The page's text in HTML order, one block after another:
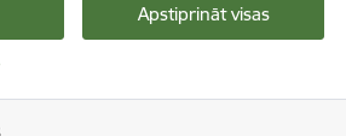
Apstiprināt visas